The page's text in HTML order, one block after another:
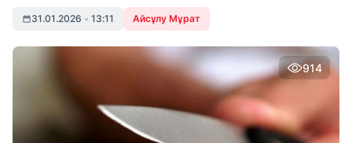
31.01.2026 • 13:11 Айсұлу Мұрат
914